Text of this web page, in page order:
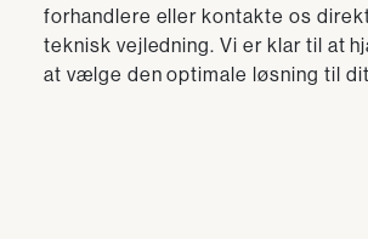
forhandlere eller kontakte os
teknisk vejledning. Vi er klar til at
at vælge den optimale løsning til